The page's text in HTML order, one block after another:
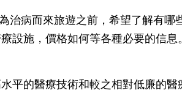
治病而來旅遊之前，希望了解有哪
設施，價格如何等各種必要的信
平的醫療技術和較之相對低廉的